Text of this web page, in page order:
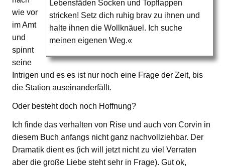
Lebensfäden Socken und Topflappen
stricken! Setz dich ruhig brav zu ihnen und
halte ihnen die Wollknäuel. Ich suche
meinen eigenen Weg.«
wie vor
im Amt
und
spinnt
seine
Intrigen und es es ist nur noch eine Frage der Zeit, bis
die Station auseinanderfällt.
Oder besteht doch noch Hoffnung?
Ich finde das verhalten von Rise und auch von Corvin in
diesem Buch anfangs nicht ganz nachvollziehbar. Der
Dramatik dient es (ich will jetzt nicht zu viel Verraten
aber die große Liebe steht sehr in Frage). Gut ok,